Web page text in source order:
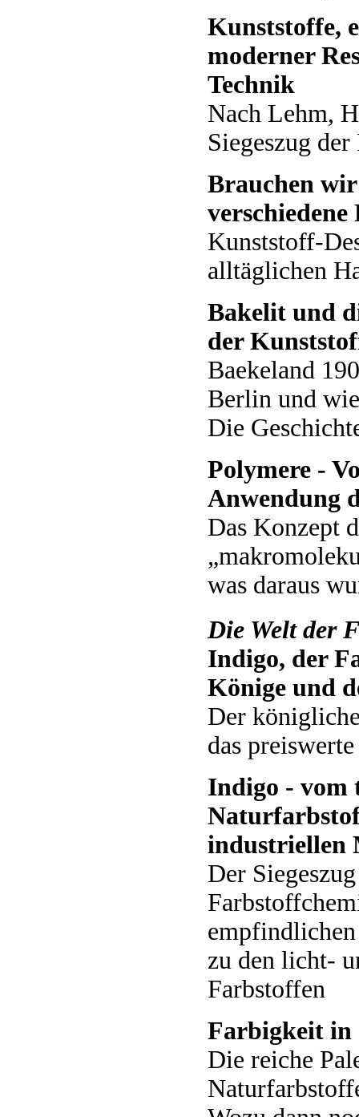
Kunststoffe,
moderner
Technik
Nach Lehm,
Siegeszug
Brauchen
Kunststoff-
alltäglichen
Bakelit und
der
Baekeland
Berlin und
Die
Polymere -
Anwendung
Das Konzept
was daraus
Die Welt der
Indigo, der
Könige und
Der
das
Indigo - vom
industriellen
Der
zu den licht-
Farbstoffen
Farbigkeit in
Die reiche